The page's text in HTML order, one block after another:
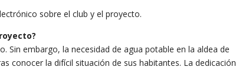
sobre el club y el proyecto.
embargo, la necesidad de agua potable en la aldea de
conocer la difícil situación de sus habitantes. La dedicación